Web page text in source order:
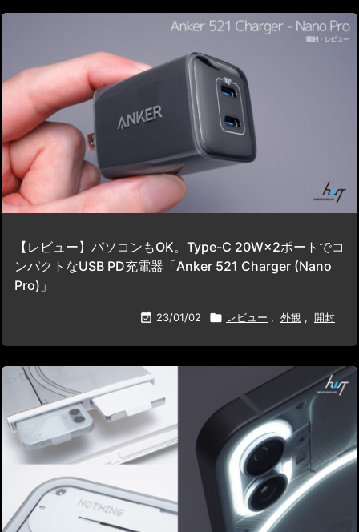
【レビュー】パソコンもOK。Type-C 20W×2ポートでコ
ンパクトなUSB PD充電器「Anker 521 Charger (Nano
Pro)」
 23/01/02  レビュー , 外観 , 開封